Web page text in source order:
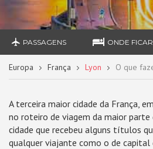
PASSAGENS ONDE FICAR
Europa França Lyon O que
A terceira maior cidade da França,
no roteiro de viagem da maior parte
cidade que recebeu alguns títulos
qualquer viajante como o de capital